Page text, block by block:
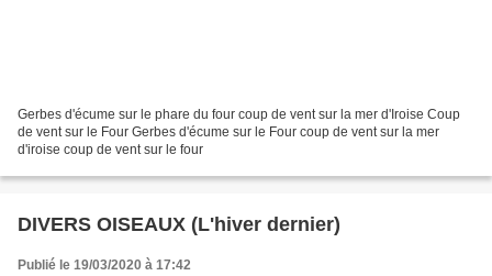
Gerbes d'écume sur le phare du four coup de vent sur la mer d'Iroise Coup
de vent sur le Four Gerbes d'écume sur le Four coup de vent sur la mer
d'iroise coup de vent sur le four
DIVERS OISEAUX (L'hiver dernier)
Publié le 19/03/2020 à 17:42